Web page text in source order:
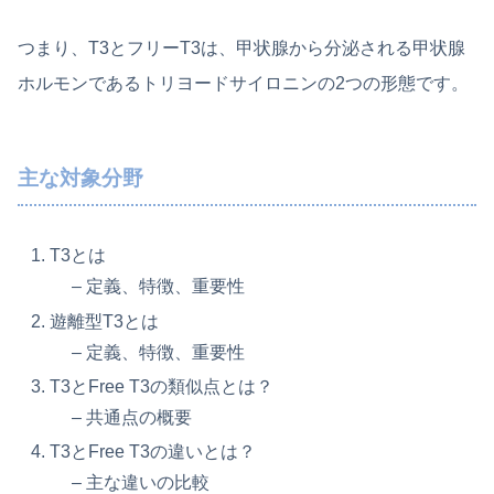
つまり、T3とフリーT3は、甲状腺から分泌される甲状腺
ホルモンであるトリヨードサイロニンの2つの形態です。
主な対象分野
T3とは
– 定義、特徴、重要性
遊離型T3とは
– 定義、特徴、重要性
T3とFree T3の類似点とは？
– 共通点の概要
T3とFree T3の違いとは？
– 主な違いの比較